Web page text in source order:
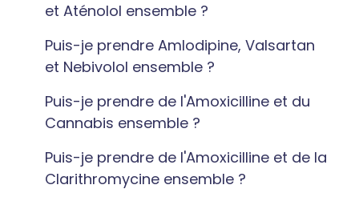
et Aténolol ensemble ?
Puis-je prendre Amlodipine, Valsartan
et Nebivolol ensemble ?
Puis-je prendre de l'Amoxicilline et du
Cannabis ensemble ?
Puis-je prendre de l'Amoxicilline et de la
Clarithromycine ensemble ?